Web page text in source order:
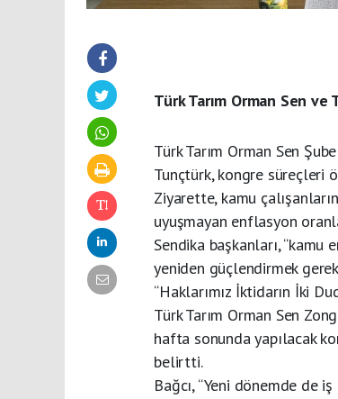
Türk Tarım Orman Sen ve
Türk Tarım Orman Sen
Tunçtürk, kongre süreçleri
Ziyarette, kamu
uyuşmayan enflasyon
Sendika başkanları,
yeniden güçlendirmek
“Haklarımız İktidarın İki
Türk Tarım Orman Sen
hafta sonunda yapılacak
belirtti.
Bağcı, “Yeni dönemde de